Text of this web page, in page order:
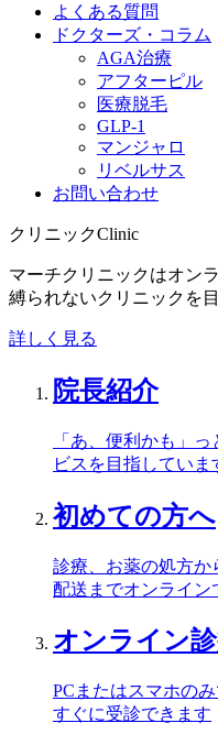
よくある質問
ドクターズ・コラム
AGA治療
アフターピル
医療脱毛
GLP-1
マンジャロ
リベルサス
お問い合わせ
クリニックClinic
マーチクリニックはオン
縛られないクリニックを
詳しく見る
院長紹介
「あ、便利かも」
ビスを目指していま
初めての方へ
診療、お薬の処方か
配送までオンライン
オンライン
PCまたはスマホの
すぐに受診できます